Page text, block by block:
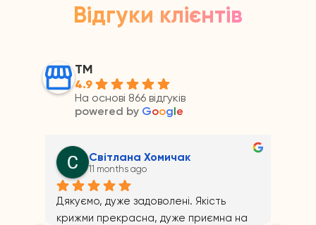
Відгуки клієнтів
ТМ
4.9
На основі 866 відгуків
powered by Google
Якість
приємна на
Андрій Прайс